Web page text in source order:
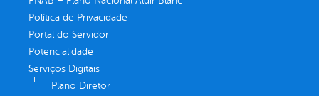
Política de Privacidade
Portal do Servidor
Potencialidade
Serviços Digitais
Plano Diretor